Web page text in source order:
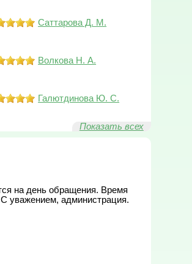
Саттарова Д. М.
Волкова Н. А.
Галютдинова Ю. С.
Показать всех
на день обращения. Время
уважением, администрация.